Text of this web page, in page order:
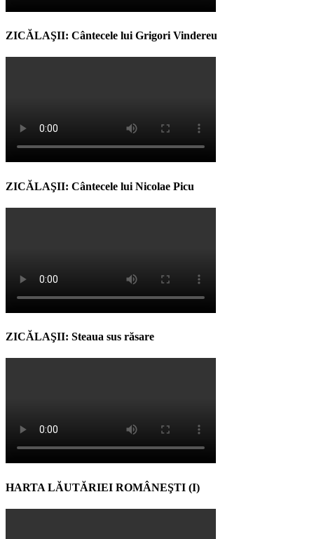
ZICĂLAŞII: Cântecele lui Grigori Vindereu
ZICĂLAŞII: Cântecele lui Nicolae Picu
ZICĂLAŞII: Steaua sus răsare
HARTA LĂUTĂRIEI ROMÂNEŞTI (I)